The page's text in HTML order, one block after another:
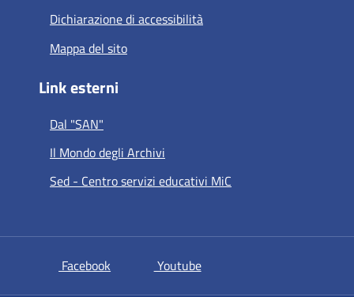
Dichiarazione di accessibilità
Mappa del sito
Link esterni
Dal "SAN"
Il Mondo degli Archivi
Sed - Centro servizi educativi MiC
Facebook si apre in una nuova scheda
Youtubesi apre in una nuova scheda